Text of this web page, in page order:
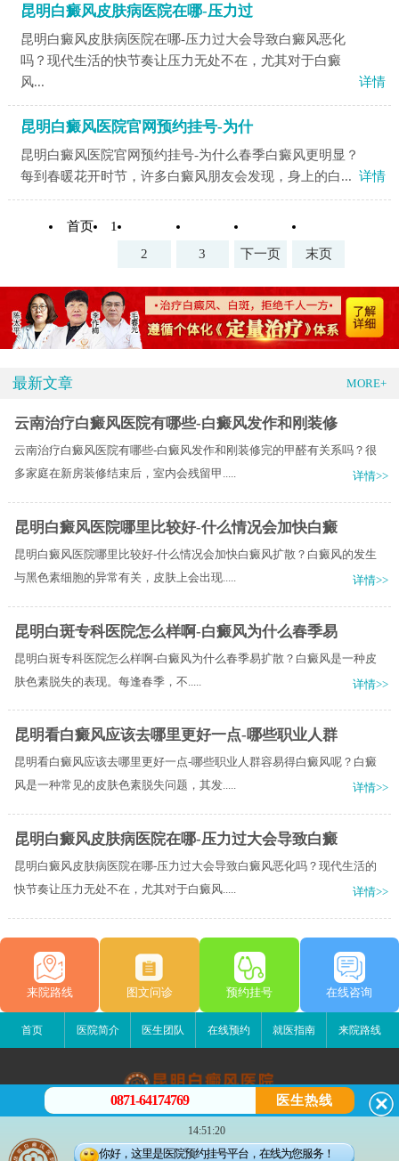
昆明白癜风皮肤病医院在哪-压力过
昆明白癜风皮肤病医院在哪-压力过大会导致白癜风恶化
吗？现代生活的快节奏让压力无处不在，尤其对于白癜
风...
详情
昆明白癜风医院官网预约挂号-为什
昆明白癜风医院官网预约挂号-为什么春季白癜风更明显？
每到春暖花开时节，许多白癜风朋友会发现，身上的白... 详情
首页
1
2
3 下一页 末页
最新文章 MORE+
云南治疗白癜风医院有哪些-白癜风发作和刚装修
云南治疗白癜风医院有哪些-白癜风发作和刚装修完的甲醛有关系吗？很
多家庭在新房装修结束后，室内会残留甲.....
详情>>
昆明白癜风医院哪里比较好-什么情况会加快白癜
昆明白癜风医院哪里比较好-什么情况会加快白癜风扩散？白癜风的发生
与黑色素细胞的异常有关，皮肤上会出现.....
详情>>
昆明白斑专科医院怎么样啊-白癜风为什么春季易
昆明白斑专科医院怎么样啊-白癜风为什么春季易扩散？​白癜风是一种皮
肤色素脱失的表现。每逢春季，不.....
详情>>
昆明看白癜风应该去哪里更好一点-哪些职业人群
昆明看白癜风应该去哪里更好一点-哪些职业人群容易得白癜风呢？白癜
风是一种常见的皮肤色素脱失问题，其发.....
详情>>
昆明白癜风皮肤病医院在哪-压力过大会导致白癜
昆明白癜风皮肤病医院在哪-压力过大会导致白癜风恶化吗？现代生活的
快节奏让压力无处不在，尤其对于白癜风.....
详情>>
来院路线 图文问诊 预约挂号 在线咨询
首页 医院简介 医生团队 在线预约 就医指南 来院路线
昆明白癜风医院
昆明市五华区护国路2号
版权所有：昆明白癜风医院
0871-64174769 医生热线
14:51:20
你好，这里是医院预约挂号平台，在线为您服务！